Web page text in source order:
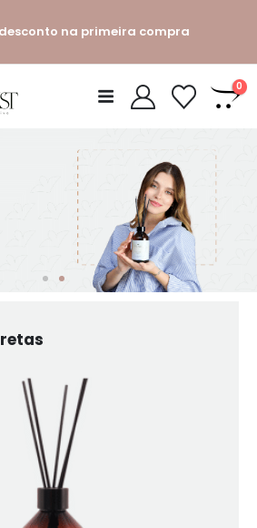
desconto na primeira compra
0